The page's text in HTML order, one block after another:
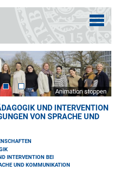
Animation stoppen
UND INTERVENTION
VON SPRACHE UND
INTERVENTION BEI
UND KOMMUNIKATION